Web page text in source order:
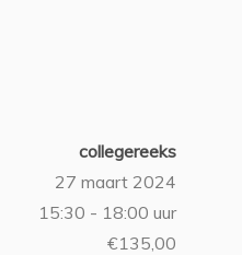
collegereeks
27 maart 2024
15:30 - 18:00 uur
€135,00